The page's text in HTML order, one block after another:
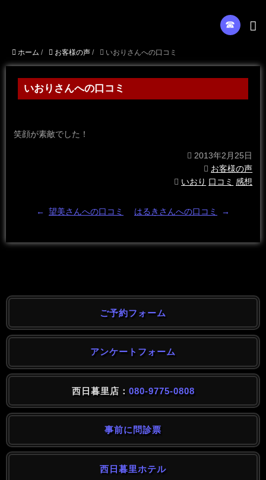
☎︎
ホーム / お客様の声 / いおりさんへの口コミ
いおりさんへの口コミ
笑顔が素敵でした！
2013年2月25日
お客様の声
いおり 口コミ 感想
← 望美さんへの口コミ はるきさんへの口コミ →
ご予約フォーム
アンケートフォーム
西日暮里店： 080-9775-0808
事前に問診票
西日暮里ホテル